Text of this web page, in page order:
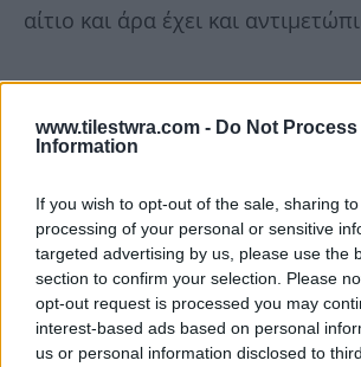
www.tilestwra.com - Do Not
Information
If you wish to opt-out of the sale, sharing
processing of your personal or sensitive
targeted advertising by us, please use the
section to confirm your selection. Please
opt-out request is processed you may
interest-based ads based on personal
us or personal information disclosed to
αίτιο και άρα έχει και